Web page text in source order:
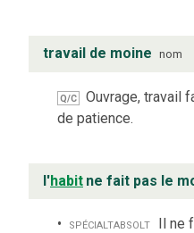
travail de moine nom
Q/C
Ouvrage, travail
de patience.
l'habit ne fait pas le
spécialtabsolt Il ne